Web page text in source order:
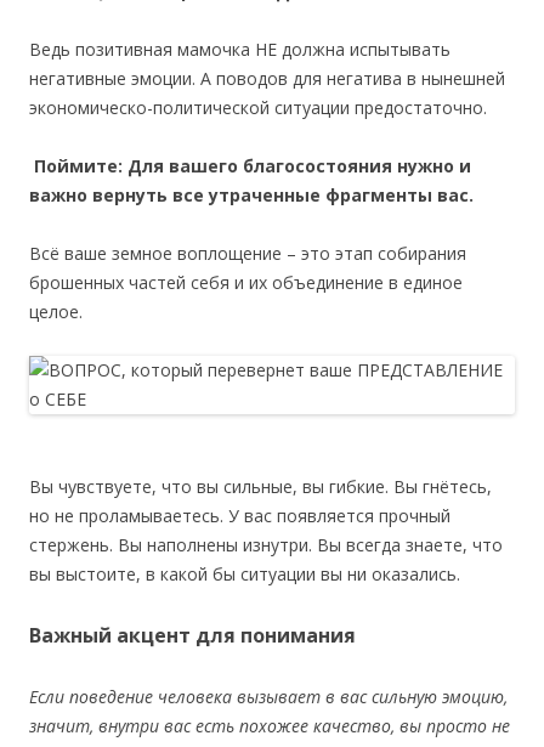
Ведь позитивная мамочка НЕ должна испытывать
негативные эмоции. А поводов для негатива в нынешней
экономическо-политической ситуации предостаточно.
Поймите: Для вашего благосостояния нужно и
важно вернуть все утраченные фрагменты вас.
Всё ваше земное воплощение – это этап собирания
брошенных частей себя и их объединение в единое
целое.
Вы чувствуете, что вы сильные, вы гибкие. Вы гнётесь,
но не проламываетесь. У вас появляется прочный
стержень. Вы наполнены изнутри. Вы всегда знаете, что
вы выстоите, в какой бы ситуации вы ни оказались.
Важный акцент для понимания
Если поведение человека вызывает в вас сильную эмоцию,
значит, внутри вас есть похожее качество, вы просто не